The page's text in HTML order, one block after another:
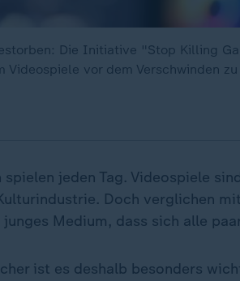
Die Initiative "Stop Killing
Videospiele vor dem Verschwinden
jeden Tag. Videospiele
Doch verglichen
Medium, dass sich alle
ist es deshalb besonders